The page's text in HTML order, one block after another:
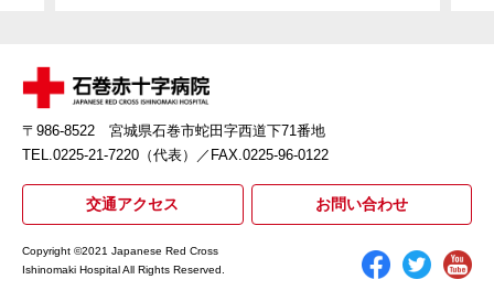
〒986-8522 宮城県石巻市蛇田字西道下71番地
TEL.0225-21-7220（代表）
／FAX.0225-96-0122
交通アクセス お問い合わせ
Copyright ©2021 Japanese Red Cross
Ishinomaki Hospital All Rights Reserved.